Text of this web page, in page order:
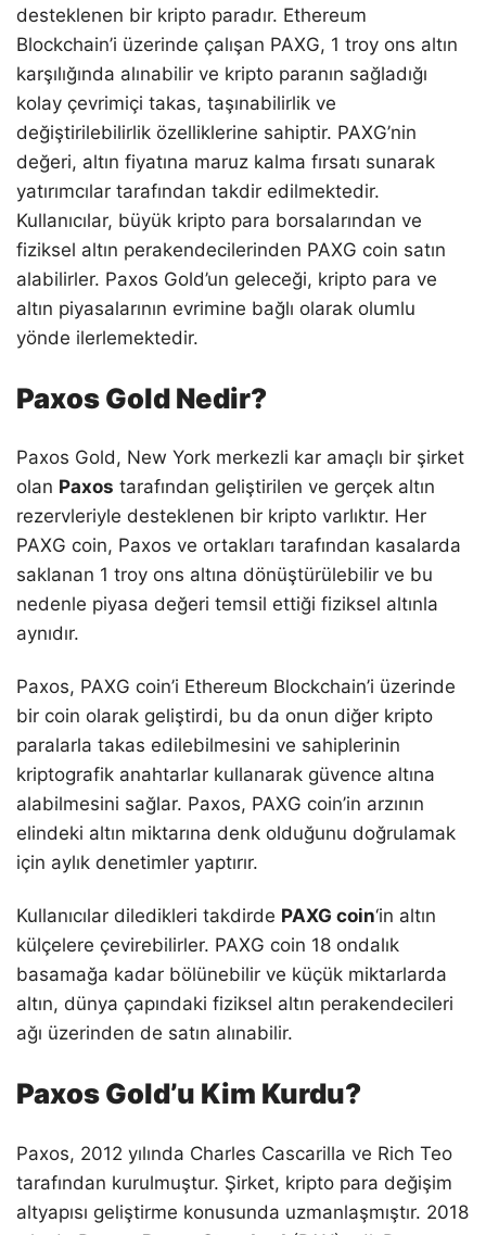
desteklenen bir kripto paradır. Ethereum
Blockchain’i üzerinde çalışan PAXG, 1 troy ons altın
karşılığında alınabilir ve kripto paranın sağladığı
kolay çevrimiçi takas, taşınabilirlik ve
değiştirilebilirlik özelliklerine sahiptir. PAXG’nin
değeri, altın fiyatına maruz kalma fırsatı sunarak
yatırımcılar tarafından takdir edilmektedir.
Kullanıcılar, büyük kripto para borsalarından ve
fiziksel altın perakendecilerinden PAXG coin satın
alabilirler. Paxos Gold’un geleceği, kripto para ve
altın piyasalarının evrimine bağlı olarak olumlu
yönde ilerlemektedir.
Paxos Gold Nedir?
Paxos Gold, New York merkezli kar amaçlı bir şirket
olan Paxos tarafından geliştirilen ve gerçek altın
rezervleriyle desteklenen bir kripto varlıktır. Her
PAXG coin, Paxos ve ortakları tarafından kasalarda
saklanan 1 troy ons altına dönüştürülebilir ve bu
nedenle piyasa değeri temsil ettiği fiziksel altınla
aynıdır.
Paxos, PAXG coin’i Ethereum Blockchain’i üzerinde
bir coin olarak geliştirdi, bu da onun diğer kripto
paralarla takas edilebilmesini ve sahiplerinin
kriptografik anahtarlar kullanarak güvence altına
alabilmesini sağlar. Paxos, PAXG coin’in arzının
elindeki altın miktarına denk olduğunu doğrulamak
için aylık denetimler yaptırır.
Kullanıcılar diledikleri takdirde PAXG coin‘in altın
külçelere çevirebilirler. PAXG coin 18 ondalık
basamağa kadar bölünebilir ve küçük miktarlarda
altın, dünya çapındaki fiziksel altın perakendecileri
ağı üzerinden de satın alınabilir.
Paxos Gold’u Kim Kurdu?
Paxos, 2012 yılında Charles Cascarilla ve Rich Teo
tarafından kurulmuştur. Şirket, kripto para değişim
altyapısı geliştirme konusunda uzmanlaşmıştır. 2018